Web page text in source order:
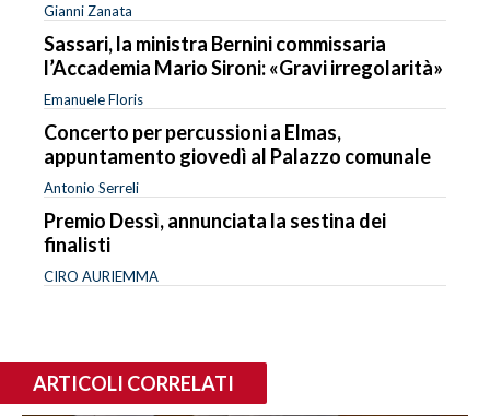
Gianni Zanata
Sassari, la ministra Bernini commissaria
l’Accademia Mario Sironi: «Gravi irregolarità»
Emanuele Floris
Concerto per percussioni a Elmas,
appuntamento giovedì al Palazzo comunale
Antonio Serreli
Premio Dessì, annunciata la sestina dei
finalisti
CIRO AURIEMMA
ARTICOLI CORRELATI